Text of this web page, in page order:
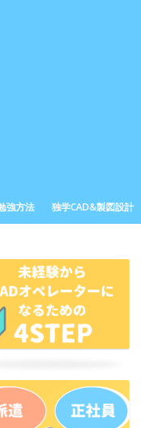
強方法 独学CAD&製図設計